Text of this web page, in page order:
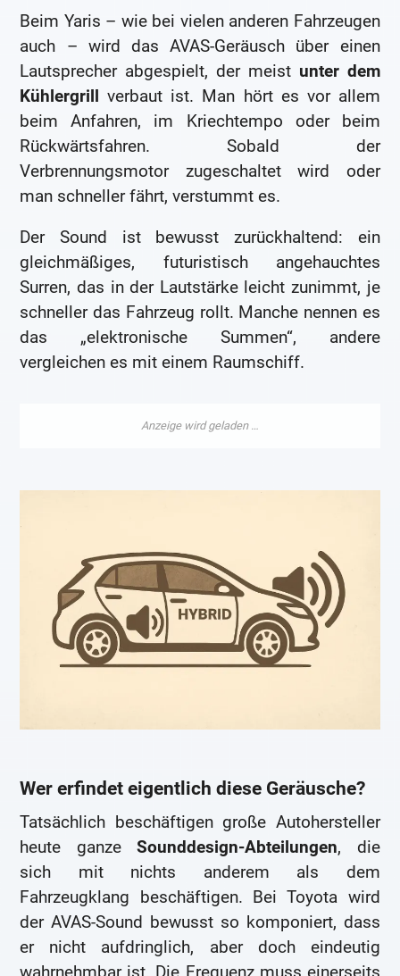
Beim Yaris – wie bei vielen anderen Fahrzeugen
auch – wird das AVAS-Geräusch über einen
Lautsprecher abgespielt, der meist unter dem
Kühlergrill verbaut ist. Man hört es vor allem
beim Anfahren, im Kriechtempo oder beim
Rückwärtsfahren. Sobald der
Verbrennungsmotor zugeschaltet wird oder
man schneller fährt, verstummt es.
Der Sound ist bewusst zurückhaltend: ein
gleichmäßiges, futuristisch angehauchtes
Surren, das in der Lautstärke leicht zunimmt, je
schneller das Fahrzeug rollt. Manche nennen es
das „elektronische Summen“, andere
vergleichen es mit einem Raumschiff.
Wer erfindet eigentlich diese Geräusche?
Tatsächlich beschäftigen große Autohersteller
heute ganzeSounddesign-Abteilungen, die
sich mit nichts anderem als dem
Fahrzeugklang beschäftigen. Bei Toyota wird
der AVAS-Sound bewusst so komponiert, dass
er nicht aufdringlich, aber doch eindeutig